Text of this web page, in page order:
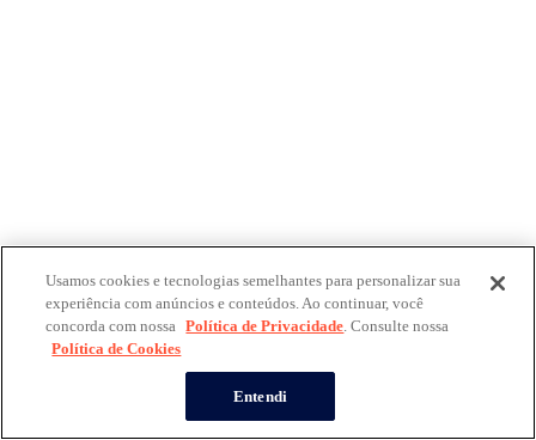
Usamos cookies e tecnologias semelhantes para personalizar sua
experiência com anúncios e conteúdos. Ao continuar, você
concorda com nossa Política de Privacidade. Consulte nossa
Política de Cookies
Entendi